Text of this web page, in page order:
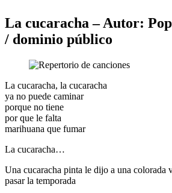
La cucaracha – Autor:
/ dominio público
La cucaracha, la cucaracha
ya no puede caminar
porque no tiene
por que le falta
marihuana que fumar
La cucaracha…
Una cucaracha pinta le dijo a una colorada
pasar la temporada